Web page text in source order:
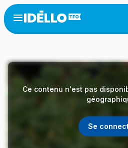
Aller
au
contenu
Open
menu
Ce contenu n'est pas
Se